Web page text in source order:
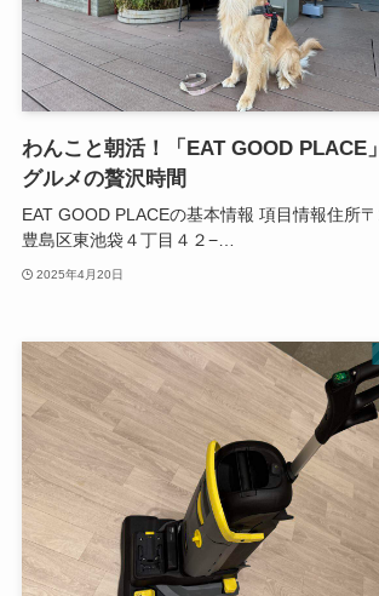
わんこと朝活！「EAT GOOD PLACE
グルメの贅沢時間
EAT GOOD PLACEの基本情報 項目情報住所
豊島区東池袋４丁目４２−…
2025年4月20日